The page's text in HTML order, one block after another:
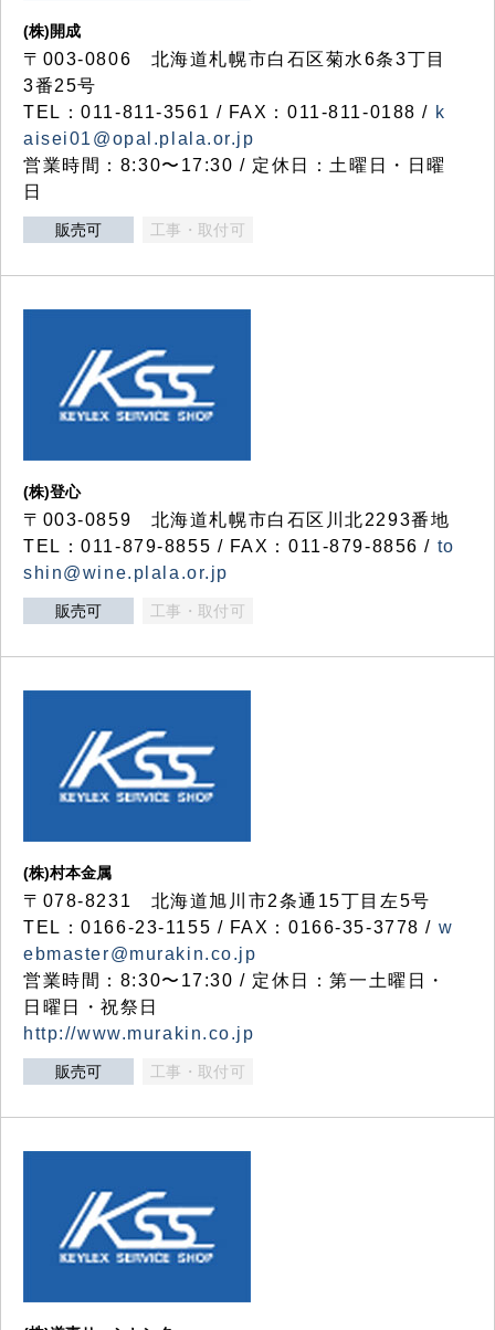
(株)開成
〒003-0806 北海道札幌市白石区菊水6条3丁目
3番25号
TEL：011-811-3561 / FAX：011-811-0188 / k
aisei01@opal.plala.or.jp
営業時間：8:30〜17:30 / 定休日：土曜日・日曜
日
販売可 工事・取付可
(株)登心
〒003-0859 北海道札幌市白石区川北2293番地
TEL：011-879-8855 / FAX：011-879-8856 / to
shin@wine.plala.or.jp
販売可 工事・取付可
(株)村本金属
〒078-8231 北海道旭川市2条通15丁目左5号
TEL：0166-23-1155 / FAX：0166-35-3778 / w
ebmaster@murakin.co.jp
営業時間：8:30〜17:30 / 定休日：第一土曜日・
日曜日・祝祭日
http://www.murakin.co.jp
販売可 工事・取付可